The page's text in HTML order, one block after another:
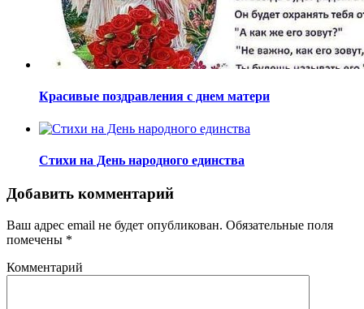
Красивые поздравления с днем матери
Стихи на День народного единства
Добавить комментарий
Ваш адрес email не будет опубликован. Обязательные поля
помечены *
Комментарий